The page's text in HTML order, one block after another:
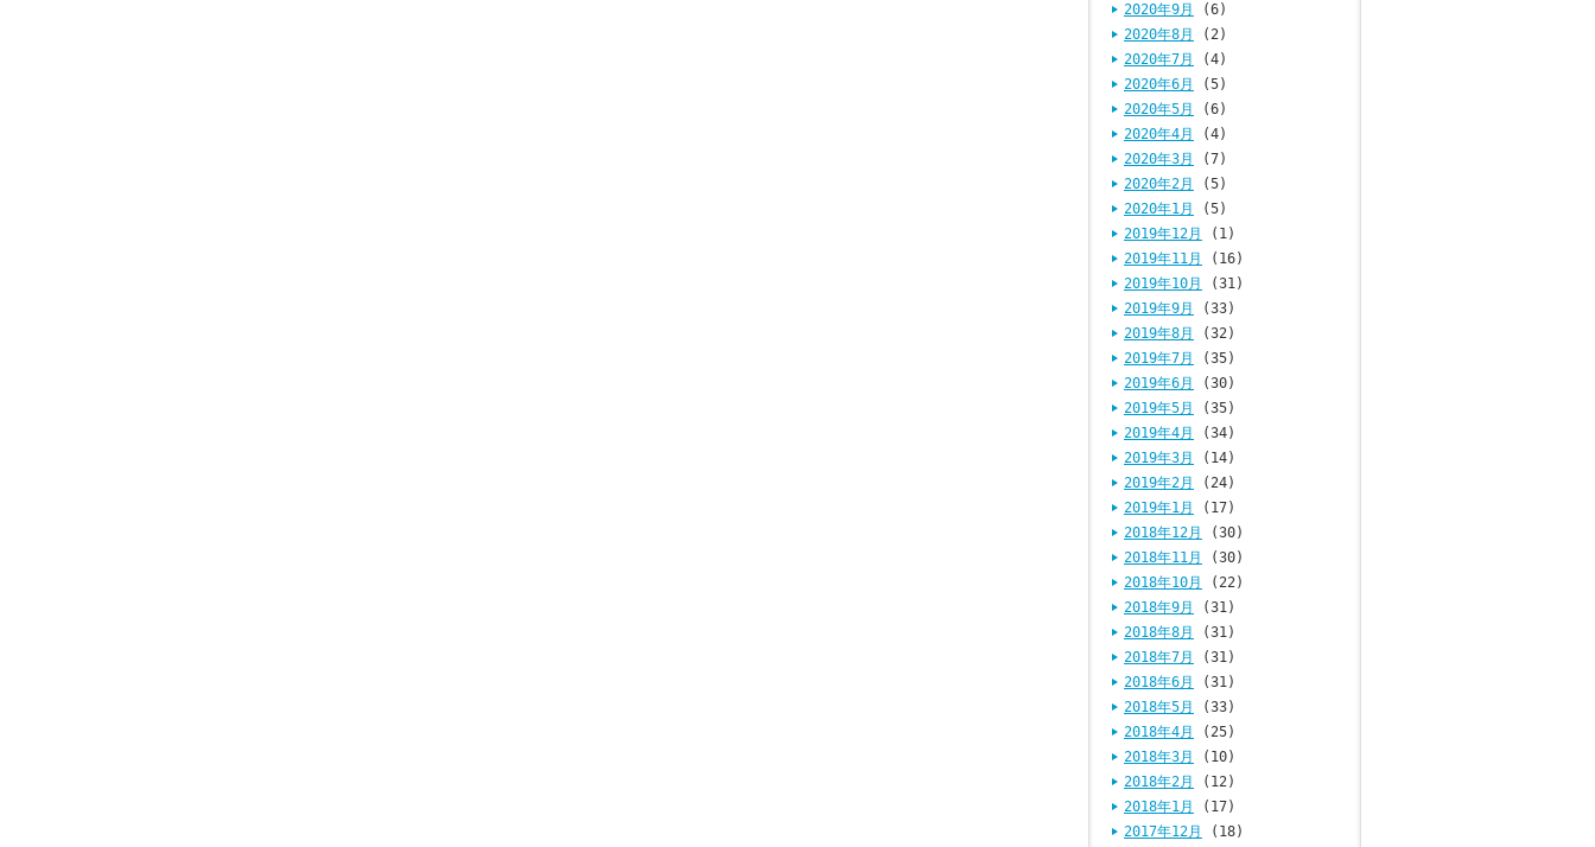
2020年9月
(6)
2020年8月
(2)
2020年7月
(4)
2020年6月
(5)
2020年5月
(6)
2020年4月
(4)
2020年3月
(7)
2020年2月
(5)
2020年1月
(5)
2019年12月
(1)
2019年11月
(16)
2019年10月
(31)
2019年9月
(33)
2019年8月
(32)
2019年7月
(35)
2019年6月
(30)
2019年5月
(35)
2019年4月
(34)
2019年3月
(14)
2019年2月
(24)
2019年1月
(17)
2018年12月
(30)
2018年11月
(30)
2018年10月
(22)
2018年9月
(31)
2018年8月
(31)
2018年7月
(31)
2018年6月
(31)
2018年5月
(33)
2018年4月
(25)
2018年3月
(10)
2018年2月
(12)
2018年1月
(17)
2017年12月
(18)